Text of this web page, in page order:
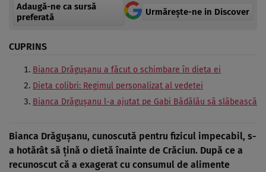
Adaugă-ne ca sursă
preferată
Urmărește-ne in Discover
CUPRINS
Bianca Drăgușanu a făcut o schimbare în dieta ei
Dieta colibri: Regimul personalizat al vedetei
Bianca Drăgușanu l-a ajutat pe Gabi Bădălău să slăbească
Bianca Drăgușanu, cunoscută pentru fizicul impecabil, s-
a hotărât să țină o dietă înainte de Crăciun. După ce a
recunoscut că a exagerat cu consumul de alimente